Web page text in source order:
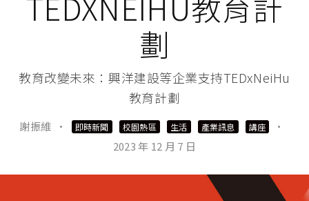
劃
教育改變未來：興洋建設等企業支持TEDxNeiHu
教育計劃
謝振維 · 即時新聞 校園熱區 生活 產業訊息 講座
·
2023 年 12 月 7 日